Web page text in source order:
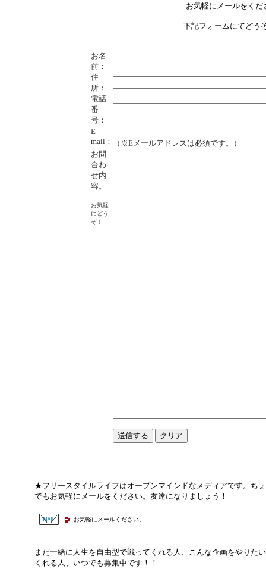
お気軽にメールをくだ
下記フォームにてどう
お名
前：
住
所：
電話
番
号：
E-
mail：
（※Eメールアドレスは必須です。）
お問
合わ
せ内
容。
お気軽
にどう
ぞ！
★フリースタイルライフはオープンマインドなメディアです。ち
でもお気軽にメールをください。友達になりましょう！
お気軽にメールください。
また一緒に人生を自由型で戦ってくれる人、こんな企画をやりた
くれる人、いつでも募集中です！！